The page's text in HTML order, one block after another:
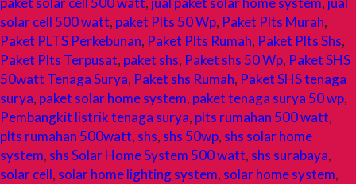
solar cell 500 watt, paket Plts 50 Wp, Paket Plts Murah,
Paket PLTS Perkebunan, Paket Plts Rumah, Paket Plts Shs,
Paket Plts Terpusat, paket shs, Paket shs 50 Wp, Paket SHS
50watt Tenaga Surya, Paket shs Rumah, Paket SHS tenaga
surya, paket solar home system, paket tenaga surya 50 wp,
Pembangkit listrik tenaga surya, plts rumahan 500 watt,
plts rumahan 500watt, shs, shs 50wp, shs solar home
system, shs Solar Home System 500 watt, shs surabaya,
solar cell, solar home lighting system, solar home system,